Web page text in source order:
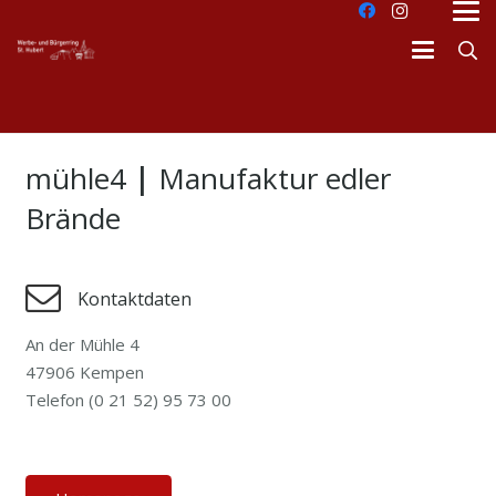
mühle4| Manufaktur edler
Brände
Kontaktdaten
An der Mühle 4
47906 Kempen
Telefon (0 21 52) 95 73 00